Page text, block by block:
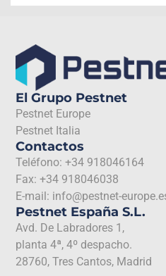
Pestnet España S.L.
Avd. De Labradores 1,
planta 4ª, 4º despacho.
28760, Tres Cantos, Madrid
Contactos
Teléfono: +34 918046164
Fax: +34 918046038
E-mail: info@pestnet-
El Grupo Pestnet
Pestnet Europe
Pestnet Italia